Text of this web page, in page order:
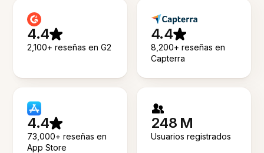
4.4
2,100+ reseñas en G2
4.4
8,200+ reseñas en
Capterra
4.4
73,000+ reseñas en
App Store
248 M
Usuarios registrados